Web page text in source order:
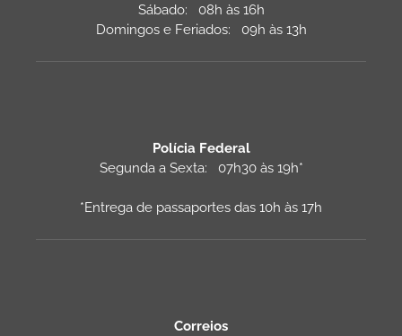
Sábado: 08h às 16h
Domingos e Feriados: 09h às 13h
Polícia Federal
Segunda a Sexta: 07h30 às 19h*
*Entrega de passaportes das 10h às 17h
Correios